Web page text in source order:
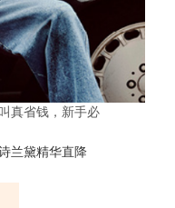
真省钱，新手必
兰黛精华直降